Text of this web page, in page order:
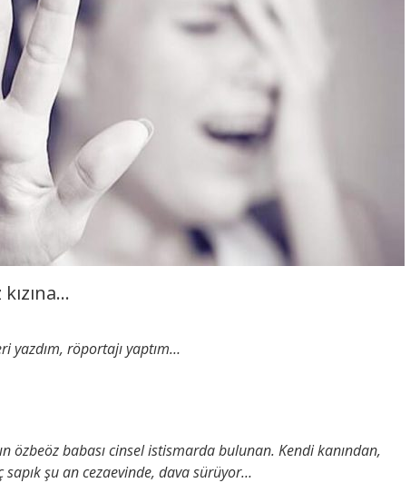
yazdım, röportajı yaptım…
özbeöz babası cinsel istismarda bulunan. Kendi kanından,
sapık şu an cezaevinde, dava sürüyor…